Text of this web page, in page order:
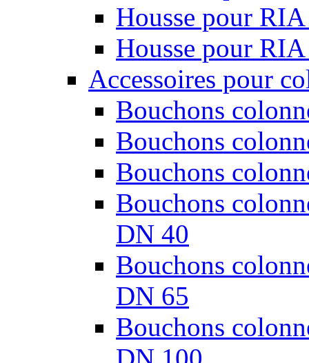
Housse pour
Housse pour
Accessoires pour
Bouchons
Bouchons
Bouchons
Bouchons
DN 40
Bouchons
DN 65
Bouchons